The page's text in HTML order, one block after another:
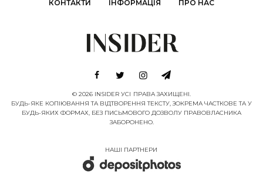
КОНТАКТИ ІНФОРМАЦІЯ ПРО НАС
© 2026 INSIDER УСІ ПРАВА ЗАХИЩЕНІ.
БУДЬ-ЯКЕ КОПІЮВАННЯ ТА ВІДТВОРЕННЯ ТЕКСТУ, ЗОКРЕМА ЧАСТКОВЕ ТА У
БУДЬ-ЯКИХ ФОРМАХ, БЕЗ ПИСЬМОВОГО ДОЗВОЛУ ПРАВОВЛАСНИКА
ЗАБОРОНЕНО.
НАШІ ПАРТНЕРИ